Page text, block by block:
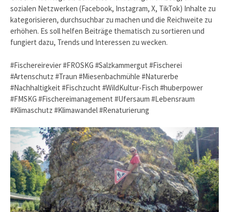
sozialen Netzwerken (Facebook, Instagram, X, TikTok) Inhalte zu
kategorisieren, durchsuchbar zu machen und die Reichweite zu
erhöhen. Es soll helfen Beiträge thematisch zu sortieren und
fungiert dazu, Trends und Interessen zu wecken.
#Fischereirevier #FROSKG #Salzkammergut #Fischerei
#Artenschutz #Traun #Miesenbachmühle #Naturerbe
#Nachhaltigkeit #Fischzucht #WildKultur-Fisch #huberpower
#FMSKG #Fischereimanagement #Ufersaum #Lebensraum
#Klimaschutz #Klimawandel #Renaturierung